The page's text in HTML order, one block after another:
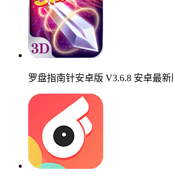
罗盘指南针安卓版 V3.6.8 安卓最新